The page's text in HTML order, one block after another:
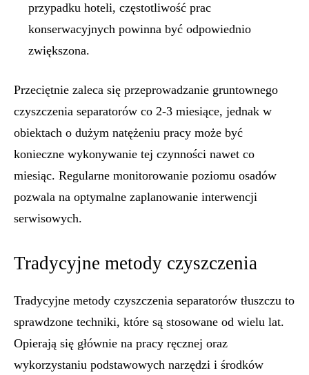
przypadku hoteli, częstotliwość prac
konserwacyjnych powinna być odpowiednio
zwiększona.
Przeciętnie zaleca się przeprowadzanie gruntownego
czyszczenia separatorów co 2-3 miesiące, jednak w
obiektach o dużym natężeniu pracy może być
konieczne wykonywanie tej czynności nawet co
miesiąc. Regularne monitorowanie poziomu osadów
pozwala na optymalne zaplanowanie interwencji
serwisowych.
Tradycyjne metody czyszczenia
Tradycyjne metody czyszczenia separatorów tłuszczu to
sprawdzone techniki, które są stosowane od wielu lat.
Opierają się głównie na pracy ręcznej oraz
wykorzystaniu podstawowych narzędzi i środków